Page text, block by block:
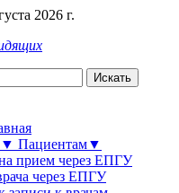
2026 г.
Искать
Пациентам▼
прием через ЕПГУ
через ЕПГУ